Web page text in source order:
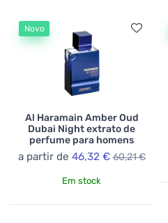
Novo
Al Haramain Amber Oud
Dubai Night extrato de
perfume para homens
a partir de 46,32 € 60,21 €
Em stock